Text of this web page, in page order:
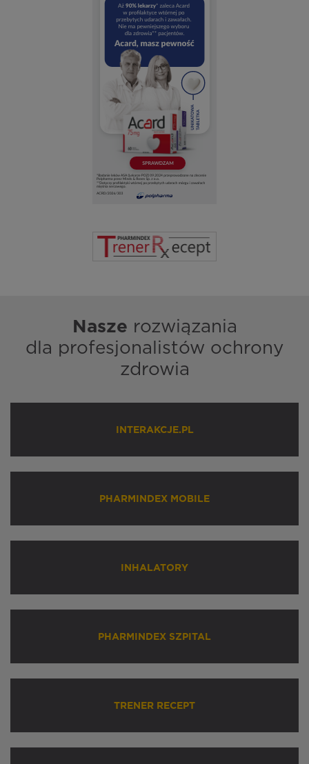
Nasze rozwiązania
dla profesjonalistów ochrony
zdrowia
INTERAKCJE.PL
PHARMINDEX MOBILE
INHALATORY
PHARMINDEX SZPITAL
TRENER RECEPT